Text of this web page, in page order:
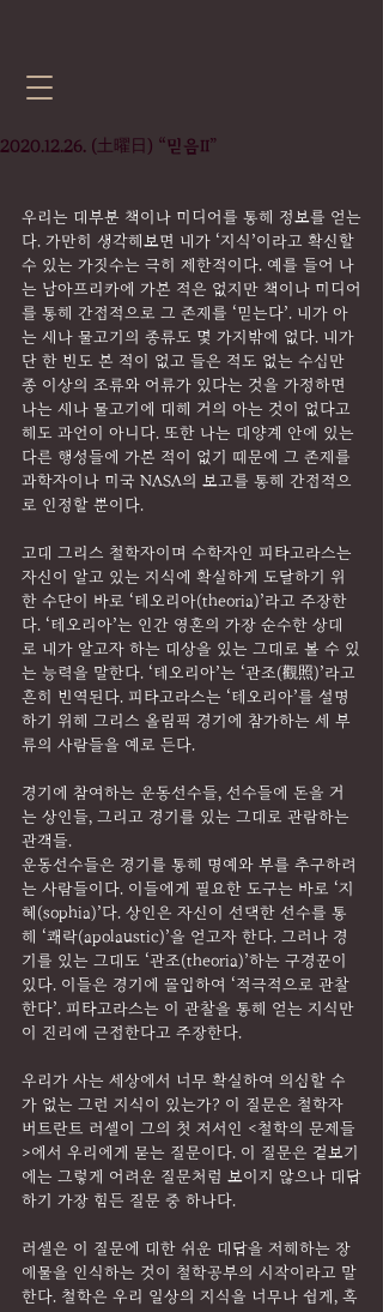
2020.12.26. (土曜日) “믿음II”
우리는 대부분 책이나 미디어를 통해 정보를 얻는
다. 가만히 생각해보면 내가 ‘지식’이라고 확신할
수 있는 가짓수는 극히 제한적이다. 예를 들어 나
는 남아프리카에 가본 적은 없지만 책이나 미디어
를 통해 간접적으로 그 존재를 ‘믿는다’. 내가 아
는 새나 물고기의 종류도 몇 가지밖에 없다. 내가
단 한 번도 본 적이 없고 들은 적도 없는 수십만
종 이상의 조류와 어류가 있다는 것을 가정하면
나는 새나 물고기에 대해 거의 아는 것이 없다고
해도 과언이 아니다. 또한 나는 태양계 안에 있는
다른 행성들에 가본 적이 없기 때문에 그 존재를
과학자이나 미국 NASA의 보고를 통해 간접적으
로 인정할 뿐이다.
고대 그리스 철학자이며 수학자인 피타고라스는
자신이 알고 있는 지식에 확실하게 도달하기 위
한 수단이 바로 ‘테오리아(theoria)’라고 주장한
다. ‘테오리아’는 인간 영혼의 가장 순수한 상태
로 내가 알고자 하는 대상을 있는 그대로 볼 수 있
는 능력을 말한다. ‘테오리아’는 ‘관조(觀照)’라고
흔히 번역된다. 피타고라스는 ‘테오리아’를 설명
하기 위해 그리스 올림픽 경기에 참가하는 세 부
류의 사람들을 예로 든다.
경기에 참여하는 운동선수들, 선수들에 돈을 거
는 상인들, 그리고 경기를 있는 그대로 관람하는
관객들.
운동선수들은 경기를 통해 명예와 부를 추구하려
는 사람들이다. 이들에게 필요한 도구는 바로 ‘지
혜(sophia)’다. 상인은 자신이 선택한 선수를 통
해 ‘쾌락(apolaustic)’을 얻고자 한다. 그러나 경
기를 있는 그대도 ‘관조(theoria)’하는 구경꾼이
있다. 이들은 경기에 몰입하여 ‘적극적으로 관찰
한다’. 피타고라스는 이 관찰을 통해 얻는 지식만
이 진리에 근접한다고 주장한다.
우리가 사는 세상에서 너무 확실하여 의심할 수
가 없는 그런 지식이 있는가? 이 질문은 철학자
버트란트 러셀이 그의 첫 저서인 <철학의 문제들
>에서 우리에게 묻는 질문이다. 이 질문은 겉보기
에는 그렇게 어려운 질문처럼 보이지 않으나 대답
하기 가장 힘든 질문 중 하나다.
러셀은 이 질문에 대한 쉬운 대답을 저해하는 장
애물을 인식하는 것이 철학공부의 시작이라고 말
한다. 철학은 우리 일상의 지식을 너무나 쉽게, 혹